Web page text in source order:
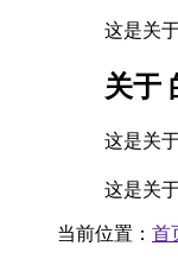
这是关
关于
这是关
这是关
当前位置： 首